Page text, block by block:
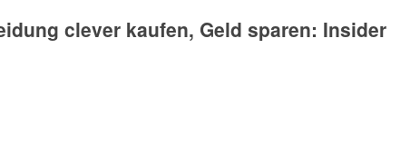
clever kaufen, Geld sparen: Insider